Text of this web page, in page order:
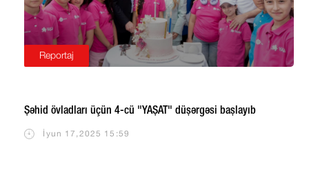
Şəhid övladları üçün 4-cü "YAŞAT" düşərgəsi başlayıb
İyun 17,2025 15:59
Reportaj